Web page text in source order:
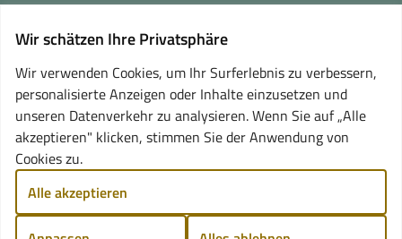
Wir schätzen Ihre Privatsphäre
Wir verwenden Cookies, um Ihr Surferlebnis zu verbessern,
personalisierte Anzeigen oder Inhalte einzusetzen und
unseren Datenverkehr zu analysieren. Wenn Sie auf „Alle
akzeptieren" klicken, stimmen Sie der Anwendung von
Cookies zu.
Alle akzeptieren
Online-Lernplattform(öffnet
in
neuem
Fenster)
Partner